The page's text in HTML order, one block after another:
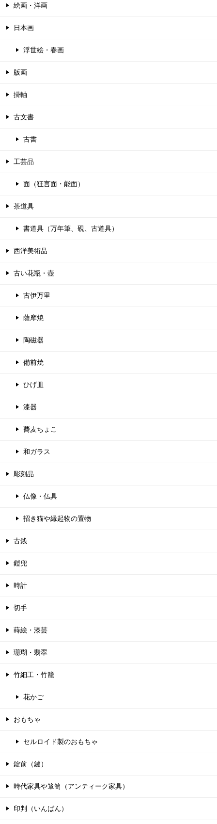
絵画・洋画
日本画
浮世絵・春画
版画
掛軸
古文書
古書
工芸品
面（狂言面・能面）
茶道具
書道具（万年筆、硯、古道具）
西洋美術品
古い花瓶・壺
古伊万里
薩摩焼
陶磁器
備前焼
ひげ皿
漆器
蕎麦ちょこ
和ガラス
彫刻品
仏像・仏具
招き猫や縁起物の置物
古銭
鎧兜
時計
切手
蒔絵・漆芸
珊瑚・翡翠
竹細工・竹籠
花かご
おもちゃ
セルロイド製のおもちゃ
錠前（鍵）
時代家具や箪笥（アンティーク家具）
印判（いんばん）